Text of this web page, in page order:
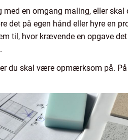
en omgang maling, eller
på egen hånd eller hyre en
til, hvor krævende en opgave
du skal være opmærksom på.